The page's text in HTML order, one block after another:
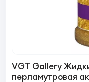
VGT Gallery
перламутровая